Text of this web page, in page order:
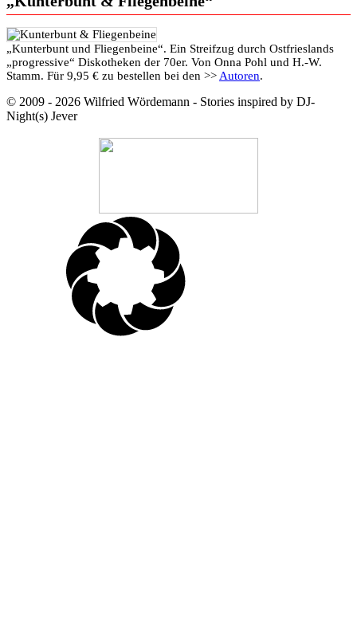
„Kunterbunt und Fliegenbeine“. Ein Streifzug durch Ostfrieslands
„progressive“ Diskotheken der 70er. Von Onna Pohl und H.-W.
Stamm. Für 9,95 € zu bestellen bei den >>Autoren.
© 2009 - 2026 Wilfried Wördemann - Stories inspired by DJ-
Night(s) Jever